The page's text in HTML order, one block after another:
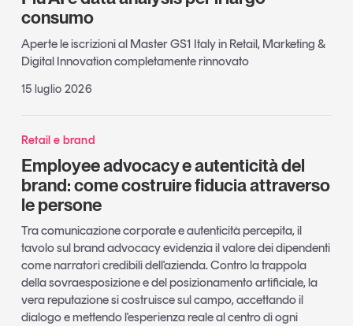
consumo
Aperte le iscrizioni al Master GS1 Italy in Retail, Marketing &
Digital Innovation completamente rinnovato
15 luglio 2026
Retail e brand
Employee advocacy e autenticità del
brand: come costruire fiducia attraverso
le persone
Tra comunicazione corporate e autenticità percepita, il
tavolo sul brand advocacy evidenzia il valore dei dipendenti
come narratori credibili dell'azienda. Contro la trappola
della sovraesposizione e del posizionamento artificiale, la
vera reputazione si costruisce sul campo, accettando il
dialogo e mettendo l'esperienza reale al centro di ogni